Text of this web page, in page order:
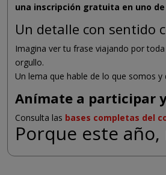
una inscripción gratuita en uno
Un detalle con sentido
Imagina ver tu frase viajando por
orgullo.
Un lema que hable de lo que somos
Anímate a participar
Consulta las bases completas del
Porque este